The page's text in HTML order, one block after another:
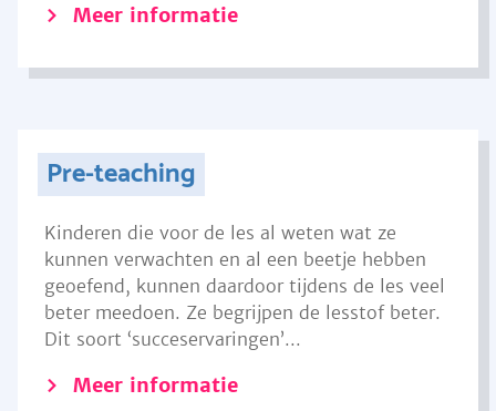
Meer informatie
Pre-teaching
Kinderen die voor de les al weten wat ze
kunnen verwachten en al een beetje hebben
geoefend, kunnen daardoor tijdens de les veel
beter meedoen. Ze begrijpen de lesstof beter.
Dit soort ‘succeservaringen’...
Meer informatie